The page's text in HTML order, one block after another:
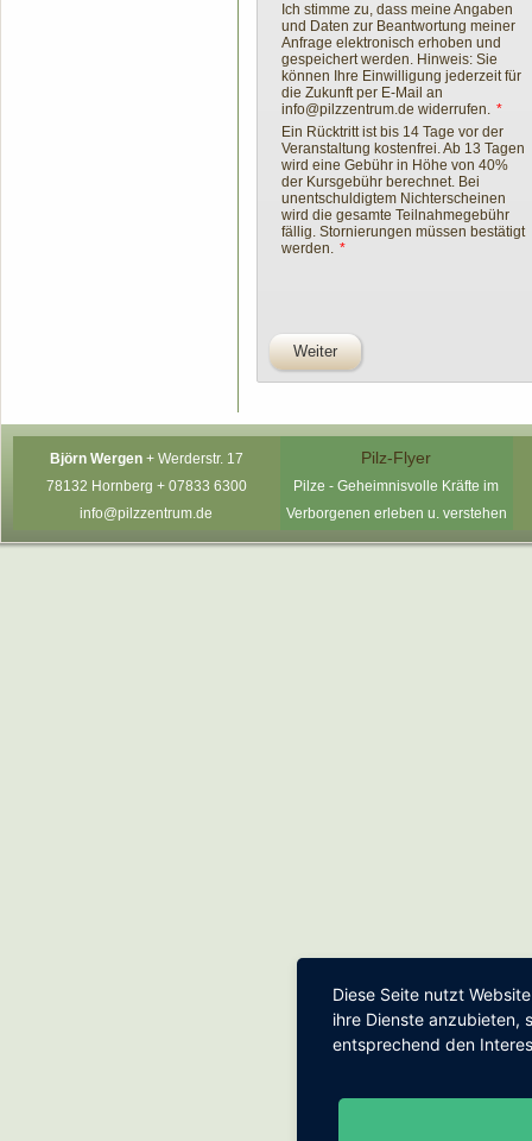
Ich stimme zu, dass meine Angaben
und Daten zur Beantwortung meiner
Anfrage elektronisch erhoben und
gespeichert werden. Hinweis: Sie
können Ihre Einwilligung jederzeit für
die Zukunft per E-Mail an
info@pilzzentrum.de widerrufen. *
Ein Rücktritt ist bis 14 Tage vor der
Veranstaltung kostenfrei. Ab 13 Tagen
wird eine Gebühr in Höhe von 40%
der Kursgebühr berechnet. Bei
unentschuldigtem Nichterscheinen
wird die gesamte Teilnahmegebühr
fällig. Stornierungen müssen bestätigt
werden. *
Weiter
Björn Wergen + Werderstr. 17
78132 Hornberg + 07833 6300
info@pilzzentrum.de
Pilz-Flyer
Pilze - Geheimnisvolle Kräfte im
Verborgenen erleben u. verstehen
Diese Seite nutzt
ihre Dienste anzubieten,
entsprechend den